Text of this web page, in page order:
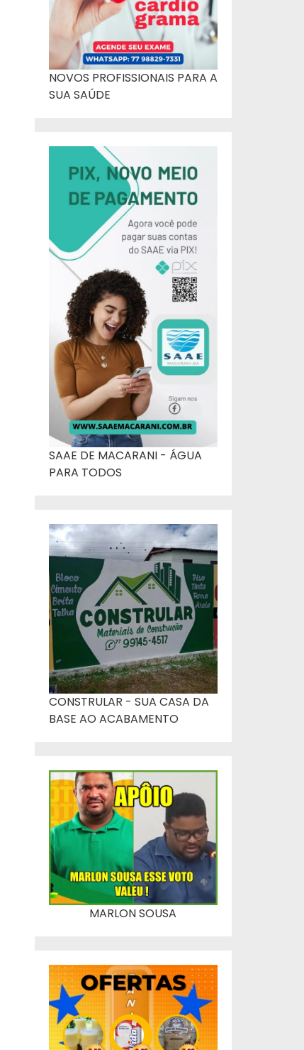
NOVOS PROFISSIONAIS PARA A
SUA SAÚDE
SAAE DE MACARANI - ÁGUA
PARA TODOS
CONSTRULAR - SUA CASA DA
BASE AO ACABAMENTO
MARLON SOUSA